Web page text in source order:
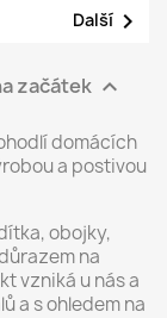
Další 
začátek 
domácích
a postivou
obojky,
na
vzniká u nás a
a s ohledem na